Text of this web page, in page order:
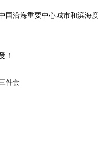
海重要中心城市和滨海度
！
件套